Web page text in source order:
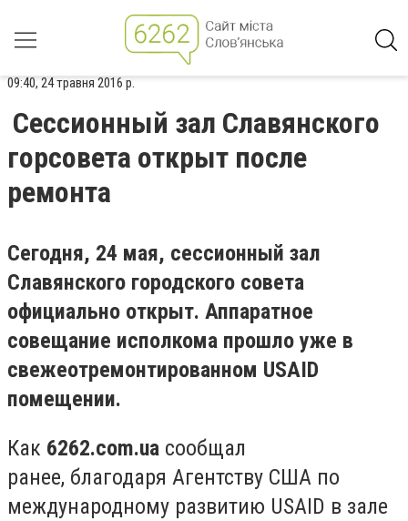
09:40, 24 травня 2016 р.
Сессионный зал Славянского
горсовета открыт после
ремонта
Сегодня, 24 мая, сессионный зал
Славянского городского совета
официально открыт. Аппаратное
совещание исполкома прошло уже в
свежеотремонтированном USAID
помещении.
Как 6262.com.ua сообщал
ранее, благодаря Агентству США по
международному развитию USAID в зале